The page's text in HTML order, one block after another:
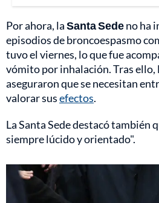
Por ahora, laSanta Sedeno ha
episodios de broncoespasmo
tuvo el viernes, lo que fue
vómito por inhalación. Tras ello,
aseguraron que se necesitan
valorar susefectos.
La Santa Sede destacó también
siempre lúcido y orientado".